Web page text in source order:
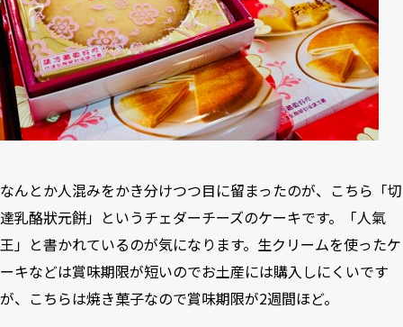
なんとか人混みをかき分けつつ目に留まったのが、こちら「切
達乳酪狀元餅」というチェダーチーズのケーキです。「人氣
王」と書かれているのが気になります。生クリームを使ったケ
ーキなどは賞味期限が短いのでお土産には購入しにくいです
が、こちらは焼き菓子なので賞味期限が2週間ほど。